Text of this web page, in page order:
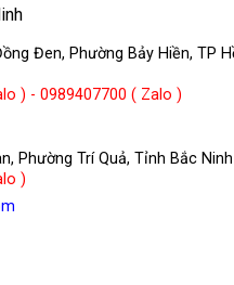
Đen, Phường Bảy Hiền, TP
) - 0989407700 ( Zalo )
Phường Trí Quả, Tỉnh Bắc Ninh
)